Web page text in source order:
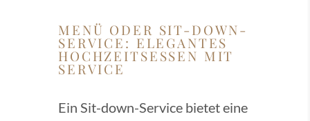
MENÜ ODER SIT-DOWN-
SERVICE: ELEGANTES
HOCHZEITSESSEN MIT
SERVICE
Ein Sit-down-Service bietet eine